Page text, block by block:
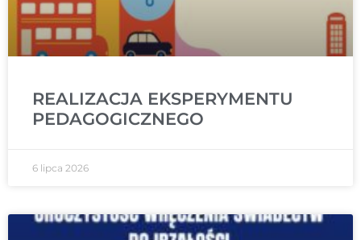
REALIZACJA EKSPERYMENTU
PEDAGOGICZNEGO
6 lipca 2026